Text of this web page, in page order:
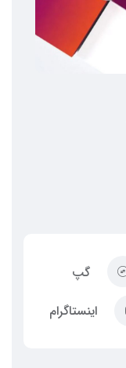
گپ
اینستاگرام